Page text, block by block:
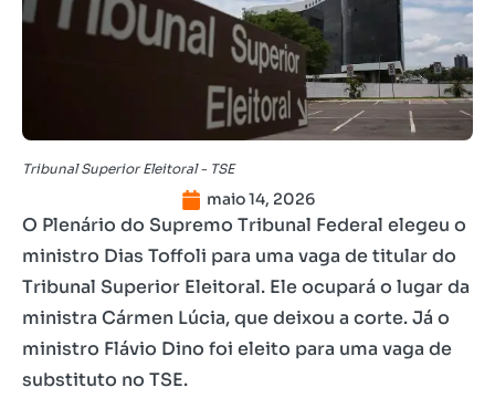
Tribunal Superior Eleitoral - TSE
maio 14, 2026
O Plenário do Supremo Tribunal Federal elegeu o
ministro Dias Toffoli para uma vaga de titular do
Tribunal Superior Eleitoral. Ele ocupará o lugar da
ministra Cármen Lúcia, que deixou a corte. Já o
ministro Flávio Dino foi eleito para uma vaga de
substituto no TSE.